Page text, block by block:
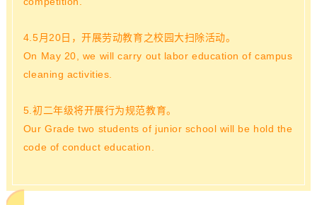
4.5月20日，开展劳动教育之校园大扫除活动。
On May 20, we will carry out labor education of campus
cleaning activities.
5.初二年级将开展行为规范教育。
Our Grade two students of junior school will be hold the
code of conduct education.